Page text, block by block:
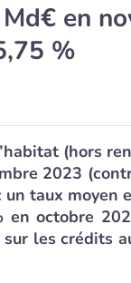
en
%
(hors
2023
taux moyen
octobre
les crédits